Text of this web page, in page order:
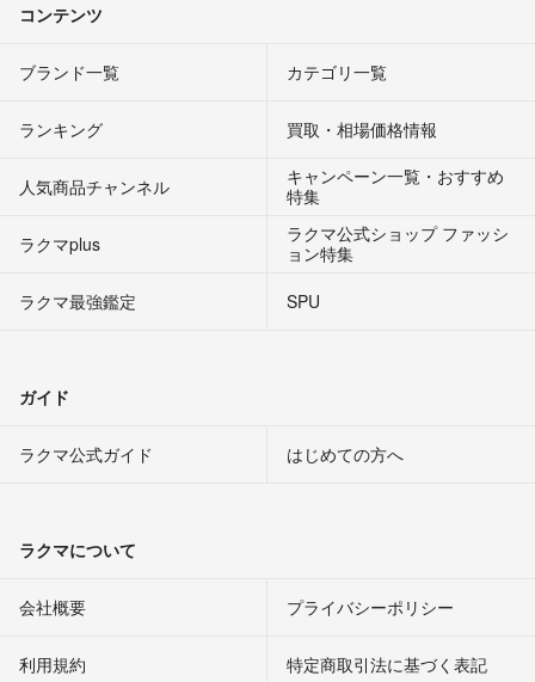
コンテンツ
ブランド一覧 カテゴリ一覧
ランキング 買取・相場価格情報
人気商品チャンネル
キャンペーン一覧・おすすめ
特集
ラクマplus
ラクマ公式ショップ ファッシ
ョン特集
ラクマ最強鑑定
SPU
ガイド
ラクマ公式ガイド はじめての方へ
ラクマについて
会社概要 プライバシーポリシー
利用規約 特定商取引法に基づく表記